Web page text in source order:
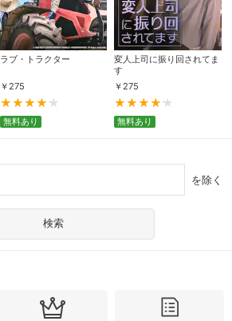
ラブ・トラクター
￥ 275
無料あり
変人上司に振り回されてま
す
￥ 275
無料あり
を除く